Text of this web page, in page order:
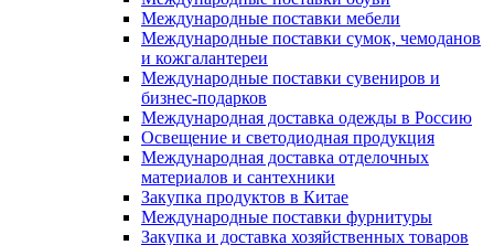
Международные поставки мебели
Международные поставки сумок, чемоданов
и кожгалантереи
Международные поставки сувениров и
бизнес-подарков
Международная доставка одежды в Россию
Освещение и светодиодная продукция
Международная доставка отделочных
материалов и сантехники
Закупка продуктов в Китае
Международные поставки фурнитуры
Закупка и доставка хозяйственных товаров